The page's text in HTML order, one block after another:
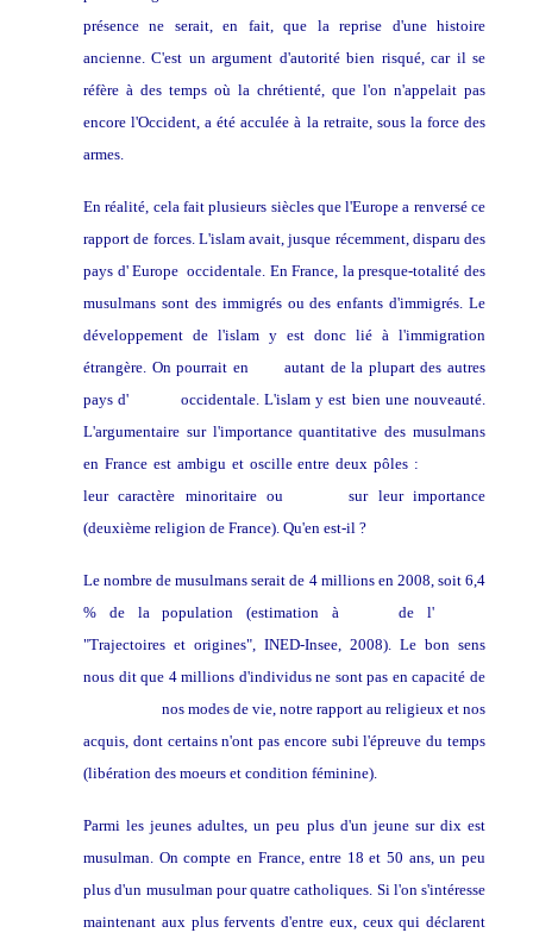
présence ne serait, en fait, que la reprise d'une histoire
ancienne. C'est un argument d'autorité bien risqué, car il se
réfère à des temps où la chrétienté, que l'on n'appelait pas
encore l'Occident, a été acculée à la retraite, sous la force des
armes.
En réalité, cela fait plusieurs siècles que l'Europe a renversé ce
rapport de forces. L'islam avait, jusque récemment, disparu des
pays d' Europe occidentale. En France, la presque-totalité des
musulmans sont des immigrés ou des enfants d'immigrés. Le
développement de l'islam y est donc lié à l'immigration
étrangère. On pourrait en
autant de la plupart des autres
pays d'
occidentale. L'islam y est bien une nouveauté.
L'argumentaire sur l'importance quantitative des musulmans
en France est ambigu et oscille entre deux pôles :
leur caractère minoritaire ou
sur leur importance
(deuxième religion de France). Qu'en est-il ?
Le nombre de musulmans serait de 4 millions en 2008, soit 6,4
% de la population (estimation à
de l'
"Trajectoires et origines", INED-Insee, 2008). Le bon sens
nous dit que 4 millions d'individus ne sont pas en capacité de
nos modes de vie, notre rapport au religieux et nos
acquis, dont certains n'ont pas encore subi l'épreuve du temps
(libération des moeurs et condition féminine).
Parmi les jeunes adultes, un peu plus d'un jeune sur dix est
musulman. On compte en France, entre 18 et 50 ans, un peu
plus d'un musulman pour quatre catholiques. Si l'on s'intéresse
maintenant aux plus fervents d'entre eux, ceux qui déclarent